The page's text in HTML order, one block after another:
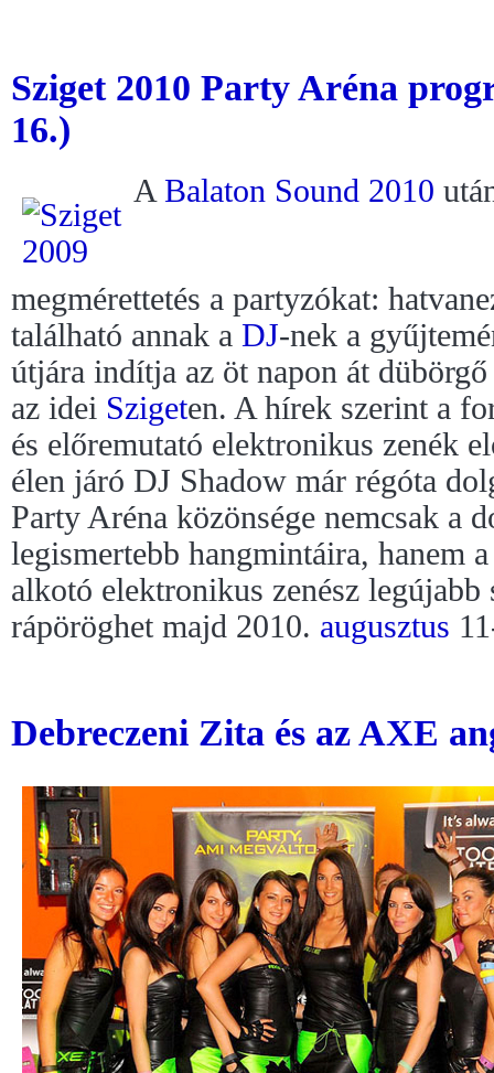
Sziget 2010 Party Aréna
16.)
A Balaton Sound 2010
megmérettetés a partyzókat:
található annak a DJ-nek a
útjára indítja az öt napon át
az idei Szigeten. A hírek szerint a
és előremutató elektronikus zenék
élen járó DJ Shadow már régóta
Party Aréna közönsége nemcsak a
legismertebb hangmintáira, hanem
alkotó elektronikus zenész legújabb
rápöröghet majd 2010. augusztus
Debreczeni Zita és az AXE